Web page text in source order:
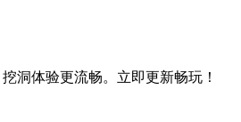
洞体验更流畅。立即更新畅玩！